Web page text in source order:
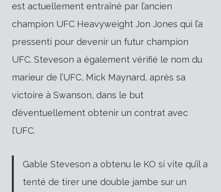
est actuellement entraîné par l’ancien
champion UFC Heavyweight Jon Jones qui l’a
pressenti pour devenir un futur champion
UFC. Steveson a également vérifié le nom du
marieur de l’UFC, Mick Maynard, après sa
victoire à Swanson, dans le but
d’éventuellement obtenir un contrat avec
l’UFC.
Gable Steveson a obtenu le KO si vite qu’il a
tenté de tirer une double jambe sur un